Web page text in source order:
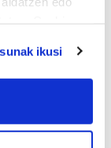
ikusi